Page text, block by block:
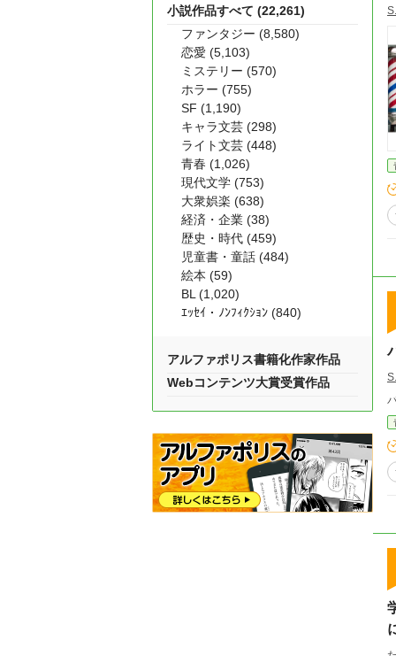
小説作品すべて (22,261)
ファンタジー (8,580)
恋愛 (5,103)
ミステリー (570)
ホラー (755)
SF (1,190)
キャラ文芸 (298)
ライト文芸 (448)
青春 (1,026)
現代文学 (753)
大衆娯楽 (638)
経済・企業 (38)
歴史・時代 (459)
児童書・童話 (484)
絵本 (59)
BL (1,020)
ｴｯｾｲ・ﾉﾝﾌｨｸｼｮﾝ (840)
アルファポリス書籍化作家作品
Webコンテンツ大賞受賞作品